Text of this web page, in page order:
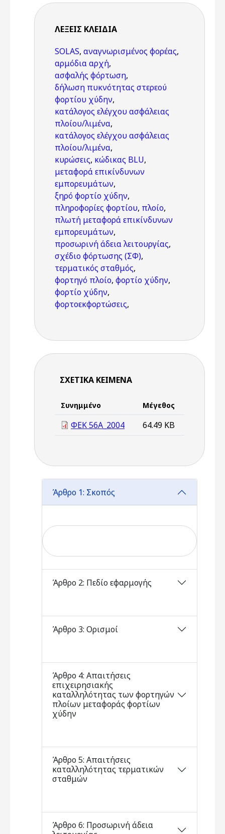
ΛΈΞΕΙΣ KΛΕΙΔΙΆ
SOLAS, αναγνωρισμένος φορέας,
αρμόδια αρχή,
ασφαλής φόρτωση,
δήλωση πυκνότητας στερεού
φορτίου χύδην,
κατάλογος ελέγχου ασφάλειας
πλοίου/λιμένα,
κατάλογος ελέγχου ασφάλειας
πλοίου/λιμένα,
κυρώσεις, κώδικας BLU,
μεταφορά επικίνδυνων
εμπορευμάτων,
ξηρό φορτίο χύδην,
πληροφορίες φορτίου, πλοίο,
πλωτή μεταφορά επικίνδυνων
εμπορευμάτων,
προσωρινή άδεια λειτουργίας,
σχέδιο φόρτωσης (ΣΦ),
τερματικός σταθμός,
φορτηγό πλοίο, φορτίο χύδην,
φορτίο χύδην,
φορτοεκφορτώσεις,
ΣΧΕΤΙΚΆ ΚΕΊΜΕΝΑ
Συνημμένο Μέγεθος
ΦΕΚ 56Α_2004 64.49 KB
Άρθρο 1: Σκοπός
Άρθρο 2: Πεδίο εφαρμογής
Άρθρο 3: Ορισμοί
Άρθρο 4: Απαιτήσεις
επιχειρησιακής
καταλληλότητας των φορτηγών
πλοίων μεταφοράς φορτίων
χύδην
Άρθρο 5: Απαιτήσεις
καταλληλότητας τερματικών
σταθμών
Άρθρο 6: Προσωρινή άδεια